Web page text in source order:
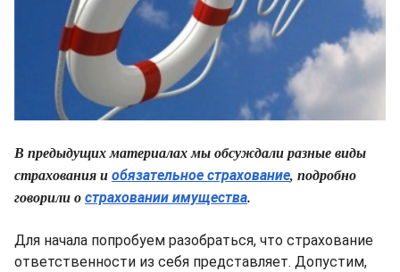
В предыдущих материалах мы обсуждали разные виды
страхования и обязательное страхование, подробно
говорили о страховании имущества.
Для начала попробуем разобраться, что страхование
ответственности из себя представляет. Допустим,